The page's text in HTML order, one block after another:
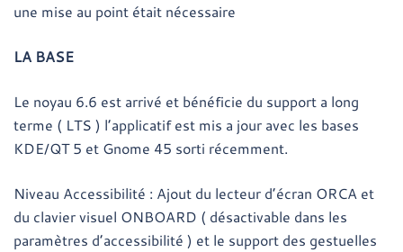
une mise au point était nécessaire
LA BASE
Le noyau 6.6 est arrivé et bénéficie du support a long
terme ( LTS ) l’applicatif est mis a jour avec les bases
KDE/QT 5 et Gnome 45 sorti récemment.
Niveau Accessibilité : Ajout du lecteur d’écran ORCA et
du clavier visuel ONBOARD ( désactivable dans les
paramètres d’accessibilité ) et le support des gestuelles